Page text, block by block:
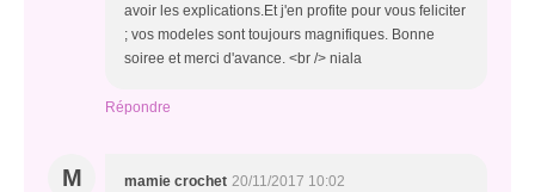
avoir les explications.Et j'en profite pour vous feliciter
; vos modeles sont toujours magnifiques. Bonne
soiree et merci d'avance. <br /> niala
Répondre
M mamie crochet 20/11/2017 10:02